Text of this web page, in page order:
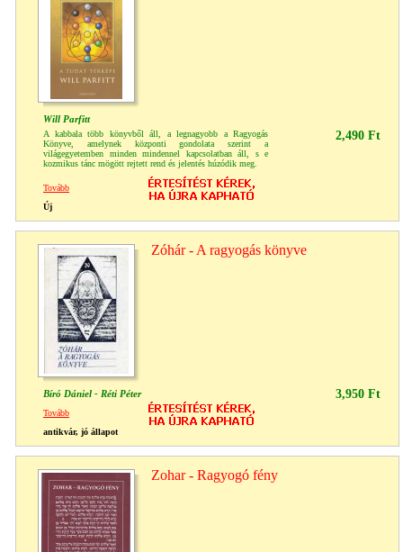
Will Parfitt
A kabbala több könyvből áll, a legnagyobb a Ragyogás
Könyve, amelynek központi gondolata szerint a
világegyetemben minden mindennel kapcsolatban áll, s e
kozmikus tánc mögött rejtett rend és jelentés húzódik meg.
2,490 Ft
Tovább
Új
Zóhár - A ragyogás könyve
Bíró Dániel - Réti Péter 3,950 Ft
Tovább
antikvár, jó állapot
Zohar - Ragyogó fény